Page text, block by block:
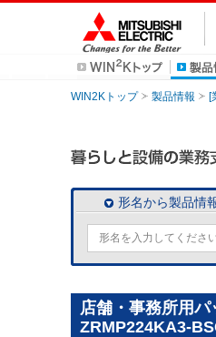
WIN2Kトップ 製品情報 [
形名から製品情
店舗・事務所用
ZRMP224KA3-